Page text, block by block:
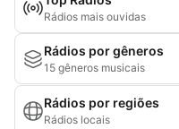
Rádios mais ouvidas
Rádios por gêneros
15 gêneros musicais
Rádios por regiões
Rádios locais